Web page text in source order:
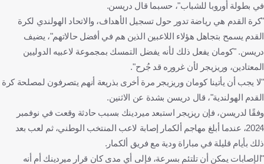
في بطولة أوروبا للشباب"، حسبما قال دريسن.
"كرة القدم هي رياضة تدور حول تسجيل الأهداف، والاتحاد الهولندي لكرة
القدم يسمح بتجاهل هؤلاء اللاعبين الذين هم في أفضل حالاتهم"، يضيف
دريسن. "كومان يفعل ذلك لأنه يفضل التمسك بمجموعة لاعبيه الدوليين
المعتادين، وريزيجر لأن غروره قد جُرح".
"لا يجب أن يأتينا كومان وريزيجر مرة أخرى بذريعة أنهم يتصرفون لمصلحة كرة
القدم الهولندية"، قال دريسن بشدة عن الاثنين.
وفقًا لدريسن، فإن ريزيجر استبعد ميردينك بسبب حادثة وقعت في نوفمبر
2024، عندما أبلغ مهاجم ألكمار إصابة لاعب المنتخب الوطني، ثم لعب بعد
ذلك بأيام قليلة في مباراة ودية مع فريق ألكمار.
"الإصابات يمكن أن تلتئم بسرعة، فإلى أي مدى كان قرار ميردينك أم أنه